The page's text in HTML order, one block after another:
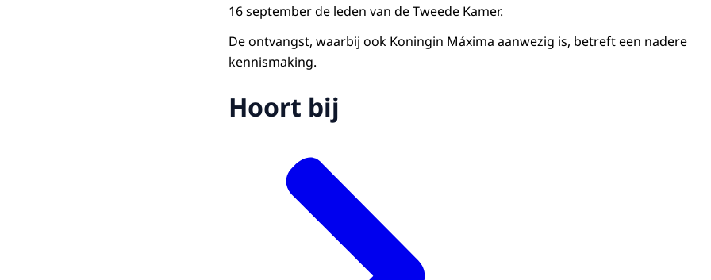
16 september de leden van de Tweede Kamer.
De ontvangst, waarbij ook Koningin Máxima aanwezig is, betreft een nadere
kennismaking.
Hoort bij